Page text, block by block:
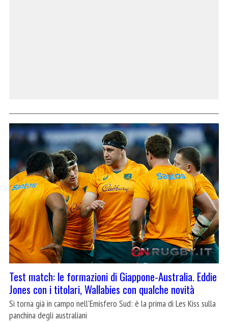
Test match: le formazioni di Giappone-Australia. Eddie
Jones con i titolari, Wallabies con qualche novità
Si torna già in campo nell'Emisfero Sud: è la prima di Les Kiss sulla
panchina degli australiani